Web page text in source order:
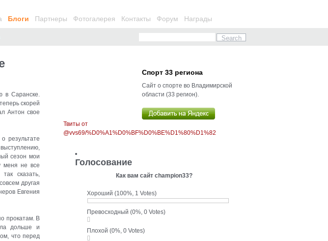
Блоги Партнеры Фотогалерея Контакты Форум Награды
в Саранске.
скорей
Антон свое
результате
сезон мои
меня не все
сказать,
другая
Евгения
прокатам. В
дольше и
что перед
Спорт 33 региона
Сайт о спорте во Владимирской
области (33 регион).
Твиты от
@vvs69/%D0%A1%D0%BF%D0%BE%D1%80%D1%82
Голосование
Как вам сайт champion33?
Хороший (100%, 1 Votes)
Превосходный (0%, 0 Votes)
Плохой (0%, 0 Votes)